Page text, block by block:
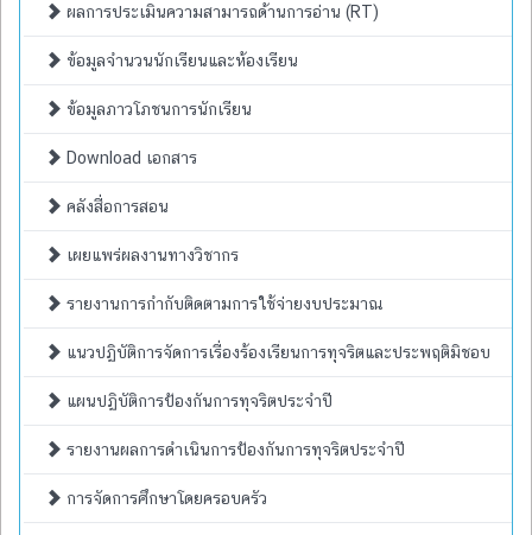
ผลการประเมินความสามารถด้านการอ่าน (RT)
ข้อมูลจำนวนนักเรียนและห้องเรียน
ข้อมูลภาวโภชนการนักเรียน
Download เอกสาร
คลังสื่อการสอน
เผยแพร่ผลงานทางวิชากร
รายงานการกำกับติดตามการใช้จ่ายงบประมาณ
แนวปฏิบัติการจัดการเรื่องร้องเรียนการทุจริตและประพฤติมิชอบ
แผนปฏิบัติการป้องกันการทุจริตประจำปี
รายงานผลการดำเนินการป้องกันการทุจริตประจำปี
การจัดการศึกษาโดยครอบครัว